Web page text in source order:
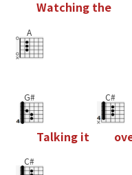
Watching the
A
G#
Talking it
C#
ov
C#